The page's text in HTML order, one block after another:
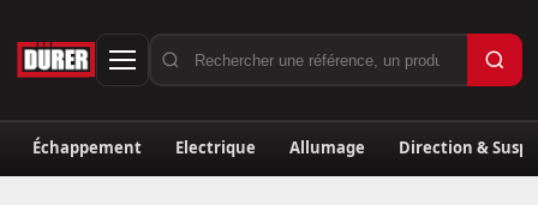
Échappement Electrique Allumage Direction &